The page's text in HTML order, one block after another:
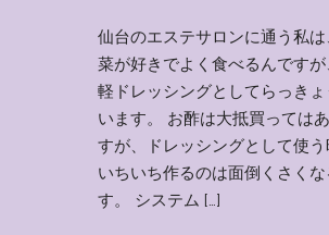
仙台のエステサロンに通う私
菜が好きでよく食べるんです
軽ドレッシングとしてらっきょ
います。 お酢は大抵買っては
すが、ドレッシングとして使う
いちいち作るのは面倒くさく
す。 システム […]